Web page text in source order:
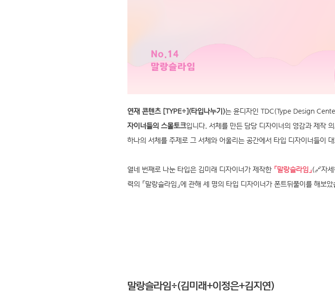
연재 콘텐츠 [TYPE÷](타입나누기)는 윤디자인 TDC(Type Design
자이너들의 스몰토크입니다. 서체를 만든 담당 디자이너의 영감과 제작
하나의 서체를 주제로 그 서체와 어울리는 공간에서 타입 디자이너들이
열네 번째로 나눈 타입은 김미래 디자이너가 제작한 「말랑슬라임」(🔗자세
력의 「말랑슬라임」에 관해 세 명의 타입 디자이너가 폰트뒤풀이를 해보았
말랑슬라임÷(김미래+이정은+김지연)